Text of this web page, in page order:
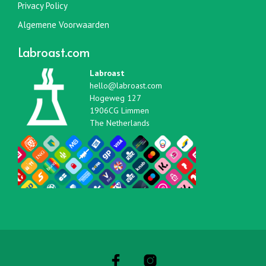
Privacy Policy
Algemene Voorwaarden
Labroast.com
Labroast
hello@labroast.com
Hogeweg 127
1906CG Limmen
The Netherlands